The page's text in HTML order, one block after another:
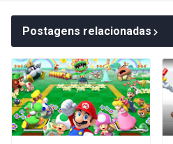
Postagens relacionadas